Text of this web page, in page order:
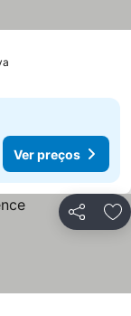
Ver preços
Partilhar